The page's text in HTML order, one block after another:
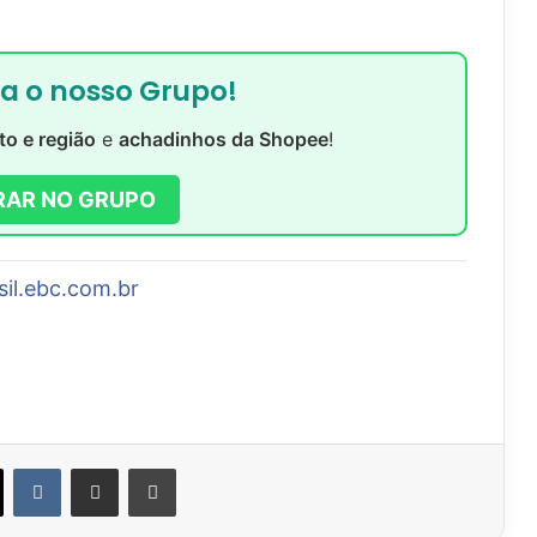
o nosso Grupo!
e região e achadinhos da Shopee!
NO GRUPO
VK Compartilhar via e-mail Imprimir